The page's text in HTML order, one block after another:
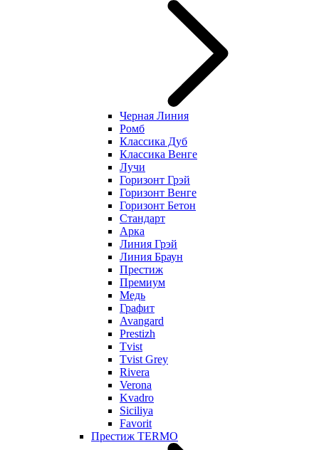
Черная Линия
Ромб
Классика Дуб
Классика Венге
Лучи
Горизонт Грэй
Горизонт Венге
Горизонт Бетон
Стандарт
Арка
Линия Грэй
Линия Браун
Престиж
Премиум
Медь
Графит
Avangard
Prestizh
Tvist
Tvist Grey
Rivera
Verona
Kvadro
Siciliya
Favorit
Престиж TERMO